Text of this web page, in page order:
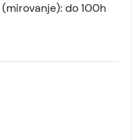
(mirovanje): do 100h